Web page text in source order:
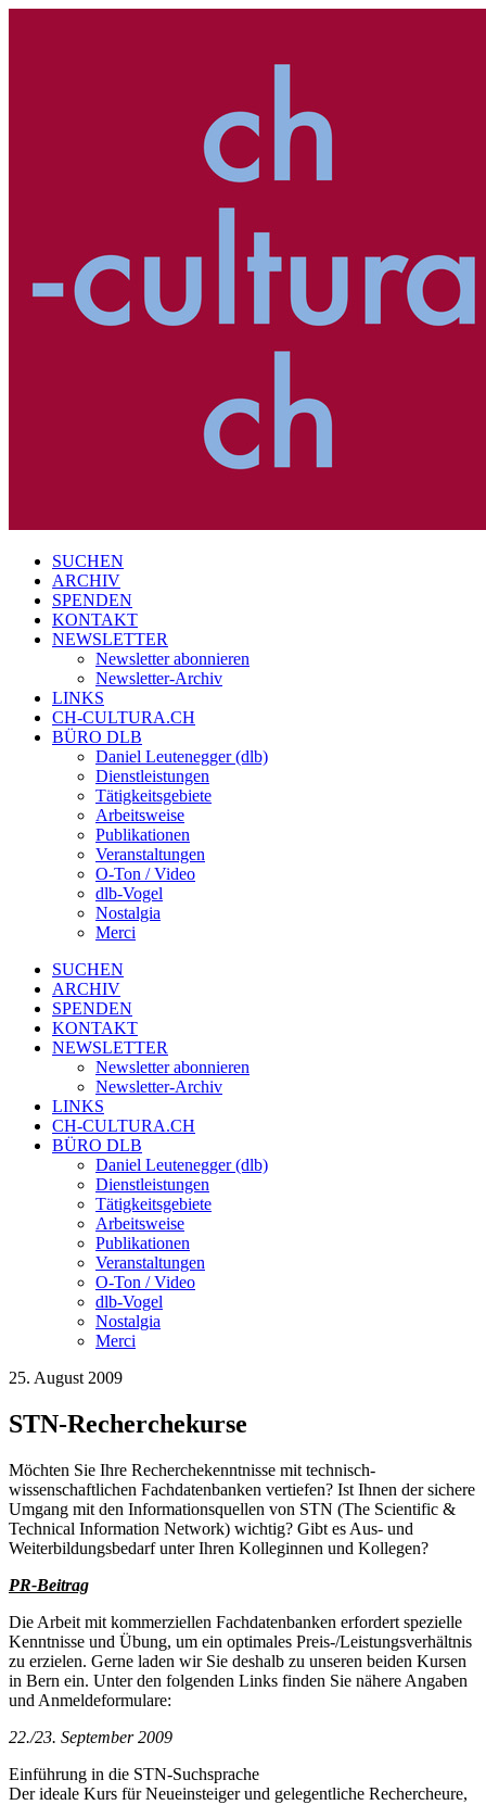
SUCHEN
ARCHIV
SPENDEN
KONTAKT
NEWSLETTER
Newsletter abonnieren
Newsletter-Archiv
LINKS
CH-CULTURA.CH
BÜRO DLB
Daniel Leutenegger (dlb)
Dienstleistungen
Tätigkeitsgebiete
Arbeitsweise
Publikationen
Veranstaltungen
O-Ton / Video
dlb-Vogel
Nostalgia
Merci
SUCHEN
ARCHIV
SPENDEN
KONTAKT
NEWSLETTER
Newsletter abonnieren
Newsletter-Archiv
LINKS
CH-CULTURA.CH
BÜRO DLB
Daniel Leutenegger (dlb)
Dienstleistungen
Tätigkeitsgebiete
Arbeitsweise
Publikationen
Veranstaltungen
O-Ton / Video
dlb-Vogel
Nostalgia
Merci
25. August 2009
STN-Recherchekurse
Möchten Sie Ihre Recherchekenntnisse mit technisch-
wissenschaftlichen Fachdatenbanken vertiefen? Ist Ihnen der sichere
Umgang mit den Informationsquellen von STN (The Scientific &
Technical Information Network) wichtig? Gibt es Aus- und
Weiterbildungsbedarf unter Ihren Kolleginnen und Kollegen?
PR-Beitrag
Die Arbeit mit kommerziellen Fachdatenbanken erfordert spezielle
Kenntnisse und Übung, um ein optimales Preis-/Leistungsverhältnis
zu erzielen. Gerne laden wir Sie deshalb zu unseren beiden Kursen
in Bern ein. Unter den folgenden Links finden Sie nähere Angaben
und Anmeldeformulare:
22./23. September 2009
Einführung in die STN-Suchsprache
Der ideale Kurs für Neueinsteiger und gelegentliche Rechercheure,